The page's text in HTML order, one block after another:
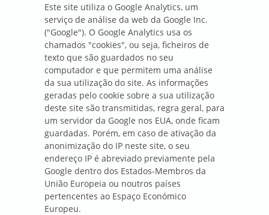
Este site utiliza o Google Analytics, um
serviço de análise da web da Google Inc.
("Google"). O Google Analytics usa os
chamados "cookies", ou seja, ficheiros de
texto que são guardados no seu
computador e que permitem uma análise
da sua utilização do site. As informações
geradas pelo cookie sobre a sua utilização
deste site são transmitidas, regra geral, para
um servidor da Google nos EUA, onde ficam
guardadas. Porém, em caso de ativação da
anonimização do IP neste site, o seu
endereço IP é abreviado previamente pela
Google dentro dos Estados-Membros da
União Europeia ou noutros países
pertencentes ao Espaço Económico
Europeu.